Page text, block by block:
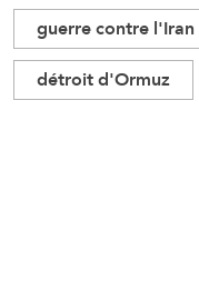
guerre contre l'Iran
détroit d'Ormuz